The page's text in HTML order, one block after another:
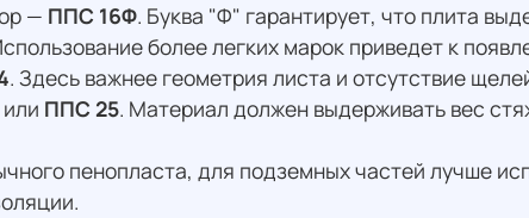
— ППС 16Ф. Буква "Ф" гарантирует, что плита
более легких марок приведет к
. Здесь важнее геометрия листа и отсутствие
или ППС 25. Материал должен выдерживать вес
пенопласта, для подземных частей лучше